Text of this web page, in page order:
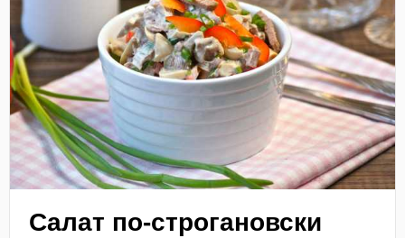
Салат по-строгановски